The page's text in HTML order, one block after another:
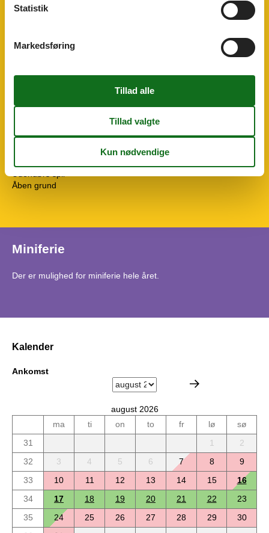
Køkken
Kaffemaskine
Opvaskemaskine
Gratis p-plads på grunden
2
Åben grund
Miniferie
Der er mulighed for miniferie hele året.
Kalender
Ankomst
august 2026
ma
ti on to fr lø
sø
31
1
2
32
3 4 5 6 7 8
9
33
10 11 12 13 14 15
16
34
17 18 19 20 21 22
23
35
24 25 26 27 28 29
30
Statistik
Markedsføring